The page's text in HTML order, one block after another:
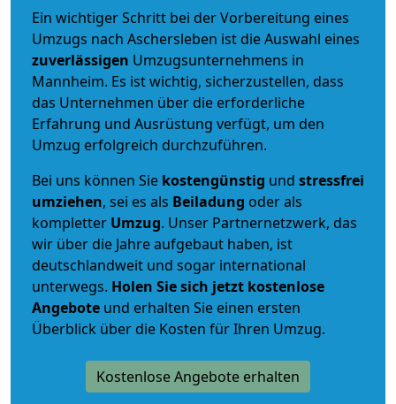
Ein wichtiger Schritt bei der Vorbereitung eines
Umzugs nach Aschersleben ist die Auswahl eines
zuverlässigen Umzugsunternehmens in
Mannheim. Es ist wichtig, sicherzustellen, dass
das Unternehmen über die erforderliche
Erfahrung und Ausrüstung verfügt, um den
Umzug erfolgreich durchzuführen.
Bei uns können Sie kostengünstig und stressfrei
umziehen, sei es als Beiladung oder als
kompletter Umzug. Unser Partnernetzwerk, das
wir über die Jahre aufgebaut haben, ist
deutschlandweit und sogar international
unterwegs. Holen Sie sich jetzt kostenlose
Angebote und erhalten Sie einen ersten
Überblick über die Kosten für Ihren Umzug.
Kostenlose Angebote erhalten